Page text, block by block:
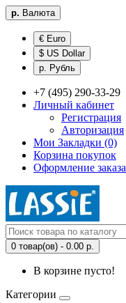
р. Валюта
€ Euro
$ US Dollar
р. Рубль
+7 (495) 290-33-29
Личный кабинет
Регистрация
Авторизация
Мои Закладки (0)
Корзина покупок
Оформление заказа
0 товар(ов) - 0.00 р.
В корзине пусто!
Категории